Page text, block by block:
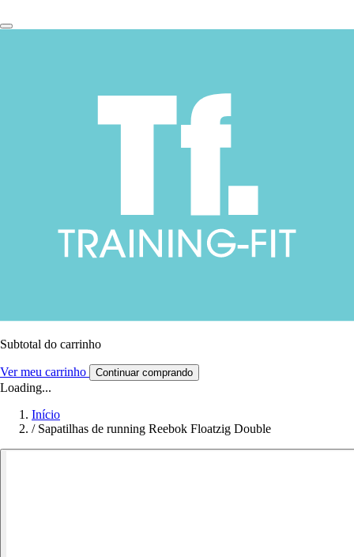
Subtotal do carrinho
Ver meu carrinho Continuar comprando
Loading...
Início
/ Sapatilhas de running Reebok Floatzig Double